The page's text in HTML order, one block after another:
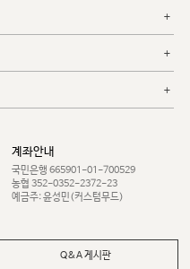
계좌안내
국민은행 665901-01-700529
농협 352-0352-2372-23
예금주: 윤성민(커스텀무드)
Q&A 게시판